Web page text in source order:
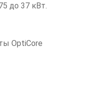
до 37 кВт.
OptiCore